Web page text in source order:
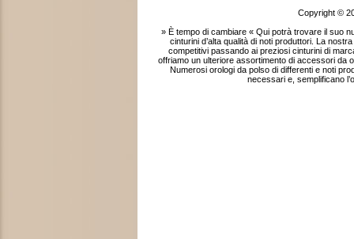
Copyright ©
» È tempo di cambiare « Qui potrà trovare il suo
cinturini d’alta qualità di noti produttori. La
competitivi passando ai preziosi cinturini di
offriamo un ulteriore assortimento di accessori da
Numerosi orologi da polso di differenti e noti
necessari e, semplificano